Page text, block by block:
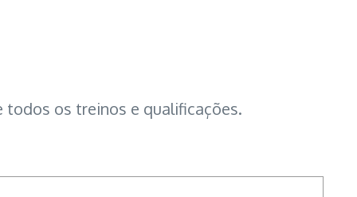
todos os treinos e qualificações.